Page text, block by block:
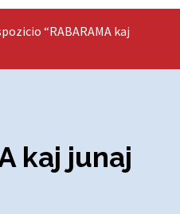
“RABARAMA kaj
kaj junaj